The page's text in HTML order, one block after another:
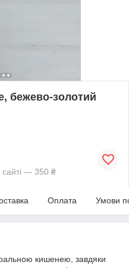
бежево-золотий
сайті — 350 ₴
Оплата Умови
кишенею, завдяки